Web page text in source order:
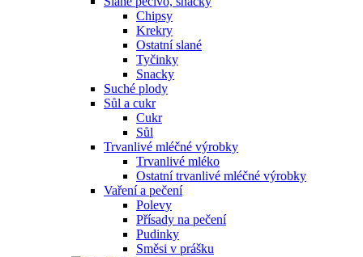
Chipsy
Krekry
Ostatní slané
Tyčinky
Snacky
Suché plody
Sůl a cukr
Cukr
Sůl
Trvanlivé mléčné výrobky
Trvanlivé mléko
Ostatní trvanlivé mléčné výrobky
Vaření a pečení
Polevy
Přísady na pečení
Pudinky
Směsi v prášku